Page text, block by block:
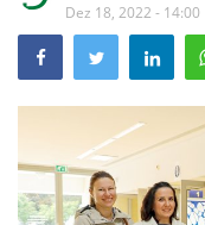
Desporto
Sobre Nós
Educação
Dez 18, 2022 - 14:00